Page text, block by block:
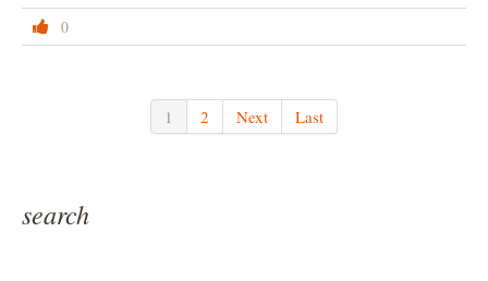
0
1 2 Next Last
search